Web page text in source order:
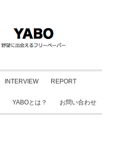
INTERVIEW REPORT
YABOとは？ お問い合わせ